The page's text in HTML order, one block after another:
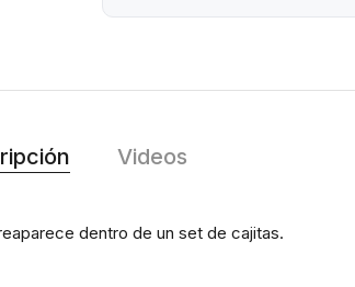
Videos
dentro de un set de cajitas.